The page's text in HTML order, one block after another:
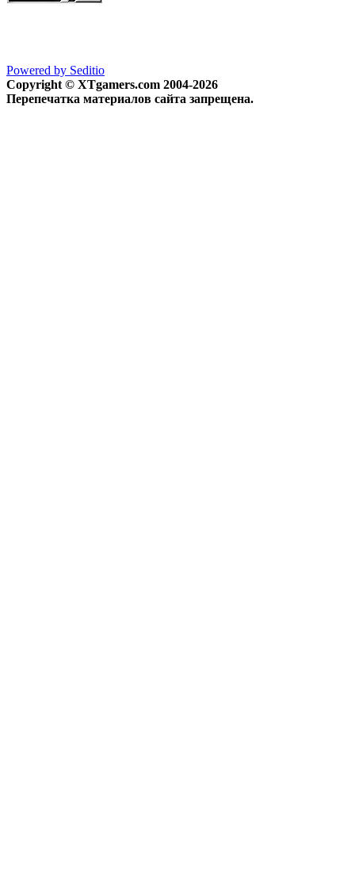
Powered by Seditio
Copyright © XTgamers.com 2004-2026
Перепечатка материалов сайта запрещена.